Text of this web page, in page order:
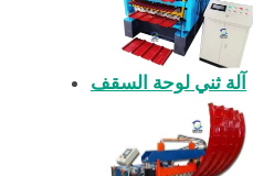
آلة ثني لوحة السقف